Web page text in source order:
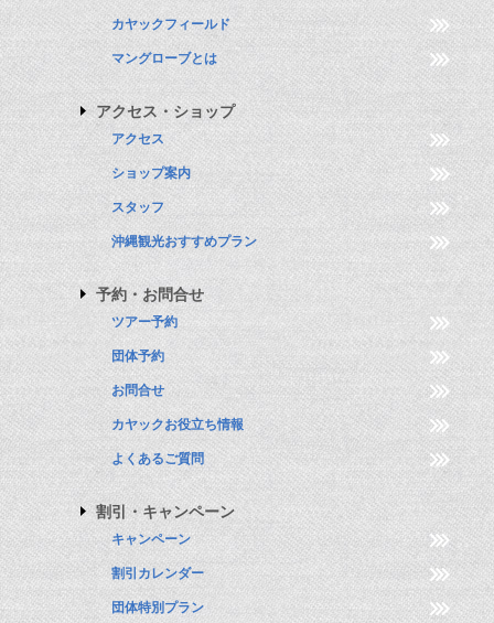
カヤックフィールド
マングローブとは
アクセス・ショップ
アクセス
ショップ案内
スタッフ
沖縄観光おすすめプラン
予約・お問合せ
ツアー予約
団体予約
お問合せ
カヤックお役立ち情報
よくあるご質問
割引・キャンペーン
キャンペーン
割引カレンダー
団体特別プラン